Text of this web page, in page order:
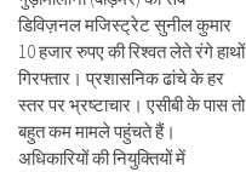
डिविज़नल मजिस्ट्रेट सुनील कुमार
10 हजार रुपए की रिश्वत लेते रंगे हाथों
गिरफ्तार। प्रशासनिक ढांचे के हर
स्तर पर भ्रष्टाचार। एसीबी के पास तो
बहुत कम मामले पहुंचते हैं।
अधिकारियों की नियुक्तियों में